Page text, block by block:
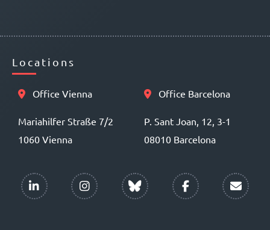
Locations
Office Vienna
Mariahilfer Straße 7/2
1060 Vienna
Office Barcelona
P. Sant Joan, 12, 3-1
08010 Barcelona